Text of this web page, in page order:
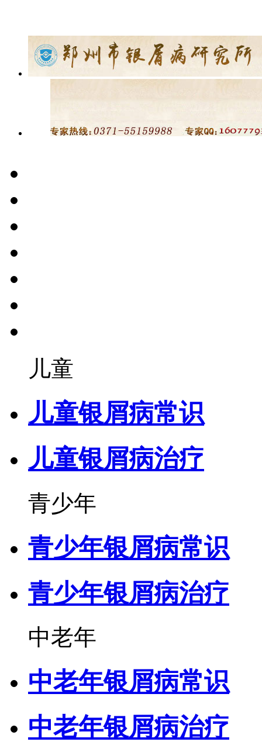
儿童
儿童银屑病常识
儿童银屑病治疗
青少年
青少年银屑病常识
青少年银屑病治疗
中老年
中老年银屑病常识
中老年银屑病治疗